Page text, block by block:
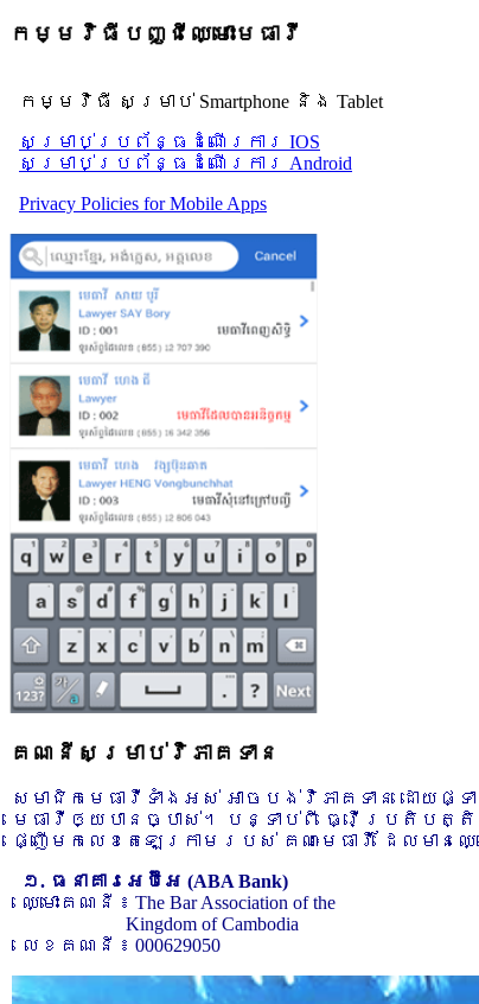
កម្មវិធីបញ្ជីឈ្មោះមេធាវី
កម្មវិធី សម្រាប់ Smartphone និង Tablet
សម្រាប់​ប្រព័ន្ធដំណើរការ IOS
សម្រាប់​ប្រព័ន្ធដំណើរការ Android
Privacy Policies for Mobile Apps
គណនីសម្រាប់វិភាគទាន
សមាជិកមេធាវីទាំងអស់ អាចបង់វិភាគទាន ដោយ
មេធាវីឲ្យបានច្បាស់។ បន្ទាប់ពី ធ្វើប្រតិបត្
ផ្ញើមកលេខតេឡេក្រាមរបស់ គណៈមេធាវី ដែលមានឈ្ម
១. ធនាគារអេប៊ីអេ (ABA Bank)
ឈ្មោះគណនី ៖ The Bar Association of the
Kingdom of Cambodia
លេខគណនី ៖ 000629050